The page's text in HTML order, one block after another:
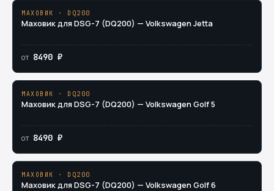
МАХОВИК · DQ200
Маховик для DSG-7 (DQ200) — Volkswagen Jetta
от 8490 ₽
МАХОВИК · DQ200
Маховик для DSG-7 (DQ200) — Volkswagen Golf 5
от 8490 ₽
МАХОВИК · DQ200
Маховик для DSG-7 (DQ200) — Volkswagen Golf 6